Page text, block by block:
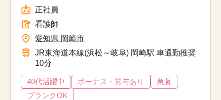
正社員
看護師
愛知県 岡崎市
JR東海道本線(浜松～岐阜) 岡崎駅 車通勤推奨
10分
40代活躍中 ボーナス・賞与あり
急募
ブランクOK